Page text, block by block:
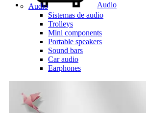
Audio
Audio
Sistemas de audio
Trolleys
Mini components
Portable speakers
Sound bars
Car audio
Earphones